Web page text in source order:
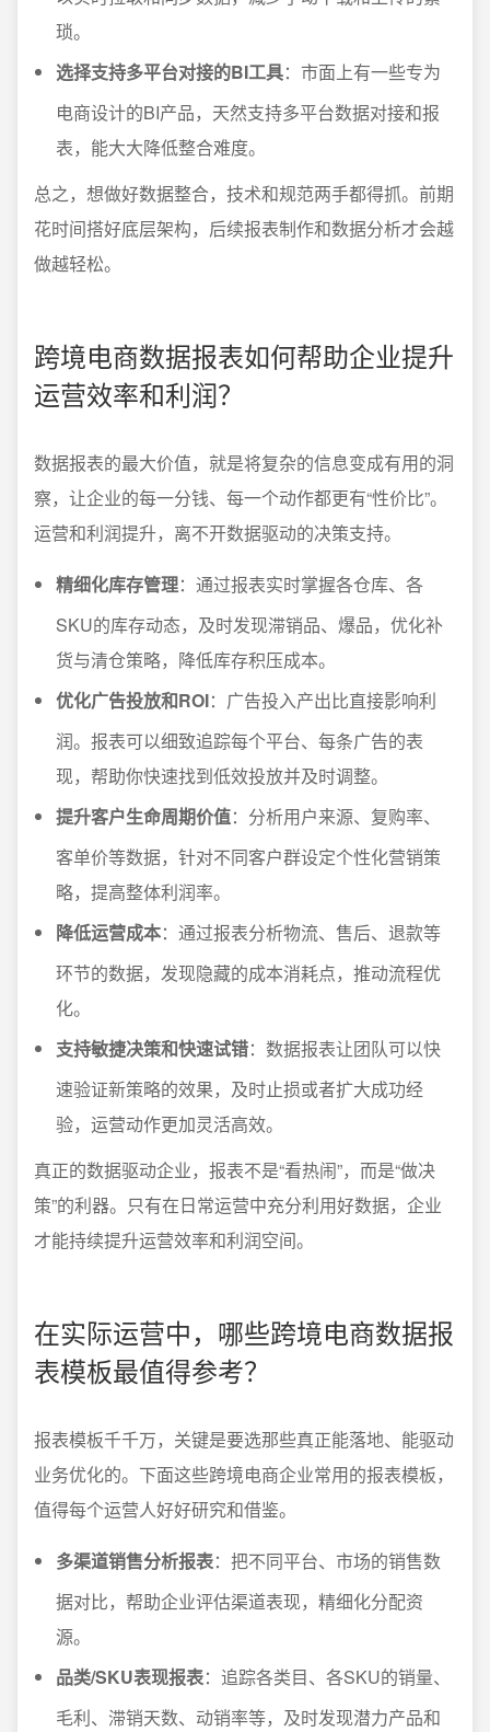
琐。
选择支持多平台对接的BI工具：市面上有一些专为
电商设计的BI产品，天然支持多平台数据对接和报
表，能大大降低整合难度。
总之，想做好数据整合，技术和规范两手都得抓。前期
花时间搭好底层架构，后续报表制作和数据分析才会越
做越轻松。
跨境电商数据报表如何帮助企业提升
运营效率和利润？
数据报表的最大价值，就是将复杂的信息变成有用的洞
察，让企业的每一分钱、每一个动作都更有“性价比”。
运营和利润提升，离不开数据驱动的决策支持。
精细化库存管理：通过报表实时掌握各仓库、各
SKU的库存动态，及时发现滞销品、爆品，优化补
货与清仓策略，降低库存积压成本。
优化广告投放和ROI：广告投入产出比直接影响利
润。报表可以细致追踪每个平台、每条广告的表
现，帮助你快速找到低效投放并及时调整。
提升客户生命周期价值：分析用户来源、复购率、
客单价等数据，针对不同客户群设定个性化营销策
略，提高整体利润率。
降低运营成本：通过报表分析物流、售后、退款等
环节的数据，发现隐藏的成本消耗点，推动流程优
化。
支持敏捷决策和快速试错：数据报表让团队可以快
速验证新策略的效果，及时止损或者扩大成功经
验，运营动作更加灵活高效。
真正的数据驱动企业，报表不是“看热闹”，而是“做决
策”的利器。只有在日常运营中充分利用好数据，企业
才能持续提升运营效率和利润空间。
在实际运营中，哪些跨境电商数据报
表模板最值得参考？
报表模板千千万，关键是要选那些真正能落地、能驱动
业务优化的。下面这些跨境电商企业常用的报表模板，
值得每个运营人好好研究和借鉴。
多渠道销售分析报表：把不同平台、市场的销售数
据对比，帮助企业评估渠道表现，精细化分配资
源。
品类/SKU表现报表：追踪各类目、各SKU的销量、
毛利、滞销天数、动销率等，及时发现潜力产品和